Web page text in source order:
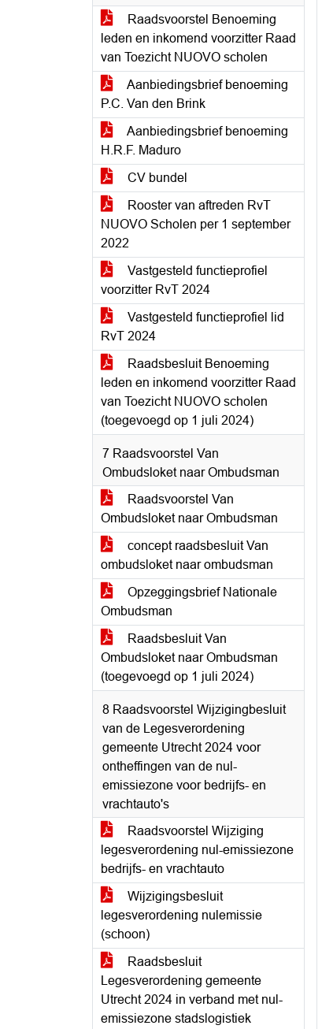
Raadsvoorstel Benoeming
leden en inkomend voorzitter Raad
van Toezicht NUOVO scholen
Aanbiedingsbrief benoeming
P.C. Van den Brink
Aanbiedingsbrief benoeming
H.R.F. Maduro
CV bundel
Rooster van aftreden RvT
NUOVO Scholen per 1 september
2022
Vastgesteld functieprofiel
voorzitter RvT 2024
Vastgesteld functieprofiel lid
RvT 2024
Raadsbesluit Benoeming
leden en inkomend voorzitter Raad
van Toezicht NUOVO scholen
(toegevoegd op 1 juli 2024)
7 Raadsvoorstel Van
Ombudsloket naar Ombudsman
Raadsvoorstel Van
Ombudsloket naar Ombudsman
concept raadsbesluit Van
ombudsloket naar ombudsman
Opzeggingsbrief Nationale
Ombudsman
Raadsbesluit Van
Ombudsloket naar Ombudsman
(toegevoegd op 1 juli 2024)
8 Raadsvoorstel Wijzigingbesluit
van de Legesverordening
gemeente Utrecht 2024 voor
ontheffingen van de nul-
emissiezone voor bedrijfs- en
vrachtauto's
Raadsvoorstel Wijziging
legesverordening nul-emissiezone
bedrijfs- en vrachtauto
Wijzigingsbesluit
legesverordening nulemissie
(schoon)
Raadsbesluit
Legesverordening gemeente
Utrecht 2024 in verband met nul-
emissiezone stadslogistiek